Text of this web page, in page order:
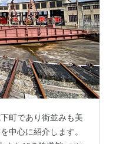
町であり街並みも美
中心に紹介します。